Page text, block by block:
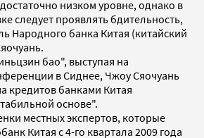
низком уровне, однако в
следует проявлять бдительность,
Народного банка Китая (китайский
бао", выступая на
в Сиднее, Чжоу Сяочуань
кредитов банками Китая
основе".
местных экспертов, которые
Китая с 4-го квартала 2009 года